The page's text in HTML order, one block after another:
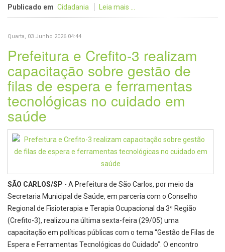
Publicado em Cidadania Leia mais ...
Quarta, 03 Junho 2026 04:44
Prefeitura e Crefito-3 realizam
capacitação sobre gestão de
filas de espera e ferramentas
tecnológicas no cuidado em
saúde
SÃO CARLOS/SP - A Prefeitura de São Carlos, por meio da
Secretaria Municipal de Saúde, em parceria com o Conselho
Regional de Fisioterapia e Terapia Ocupacional da 3ª Região
(Crefito-3), realizou na última sexta-feira (29/05) uma
capacitação em políticas públicas com o tema “Gestão de Filas de
Espera e Ferramentas Tecnológicas do Cuidado”. O encontro